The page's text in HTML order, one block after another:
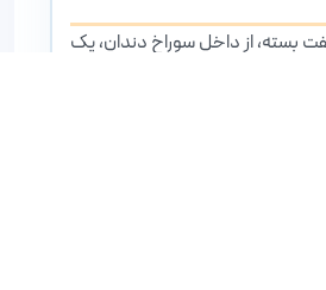
بسته، از داخل سوراخ دندان، یک